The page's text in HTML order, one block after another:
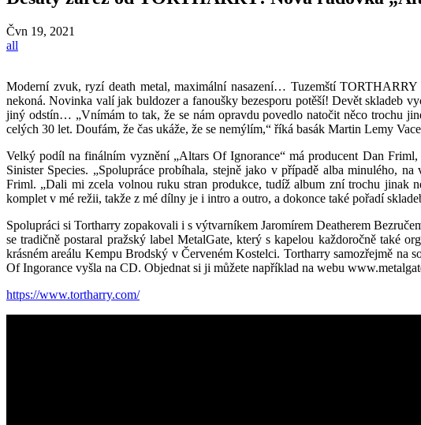
Čvn 19, 2021
all
Moderní zvuk, ryzí death metal, maximální nasazení… Tuzemští
nekoná. Novinka valí jak buldozer a fanoušky bezesporu potěší! Devět skladeb
jiný odstín… „Vnímám to tak, že se nám opravdu povedlo natočit něco trochu
celých 30 let. Doufám, že čas ukáže, že se nemýlím,“ říká basák Martin Lemy
Velký podíl na finálním vyznění „Altars Of Ignorance“ má producent Dan
Sinister Species. „Spolupráce probíhala, stejně jako v případě alba minulého,
Friml. „Dali mi zcela volnou ruku stran produkce, tudíž album zní trochu jinak
komplet v mé režii, takže z mé dílny je i intro a outro, a dokonce také pořadí
Spolupráci si Tortharry zopakovali i s výtvarníkem Jaromírem Deatherem
se tradičně postaral pražský label MetalGate, který s kapelou každoročně také
krásném areálu Kempu Brodský v Červeném Kostelci. Tortharry samozřejmě na
Of Ingorance vyšla na CD. Objednat si ji můžete například na webu
https://www.tortharry.com/